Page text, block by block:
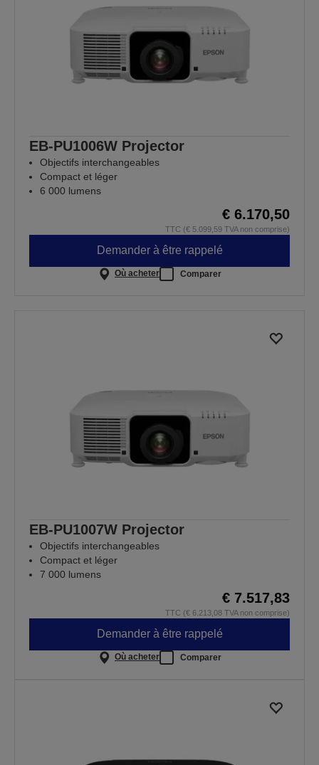
EB-PU1006W Projector
Objectifs interchangeables
Compact et léger
6 000 lumens
€ 6.170,50
TTC (€ 5.099,59 TVA non comprise)
Demander à être rappelé
Où acheter Comparer
EB-PU1007W Projector
Objectifs interchangeables
Compact et léger
7 000 lumens
€ 7.517,83
TTC (€ 6.213,08 TVA non comprise)
Demander à être rappelé
Où acheter Comparer